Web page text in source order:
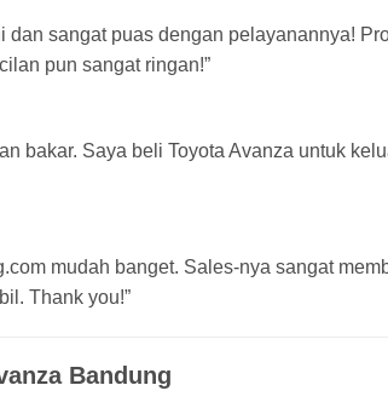
dan sangat puas dengan pelayanannya!
pun sangat ringan!”
bakar. Saya beli Toyota Avanza untuk
mudah banget. Sales-nya sangat
Thank you!”
Bandung